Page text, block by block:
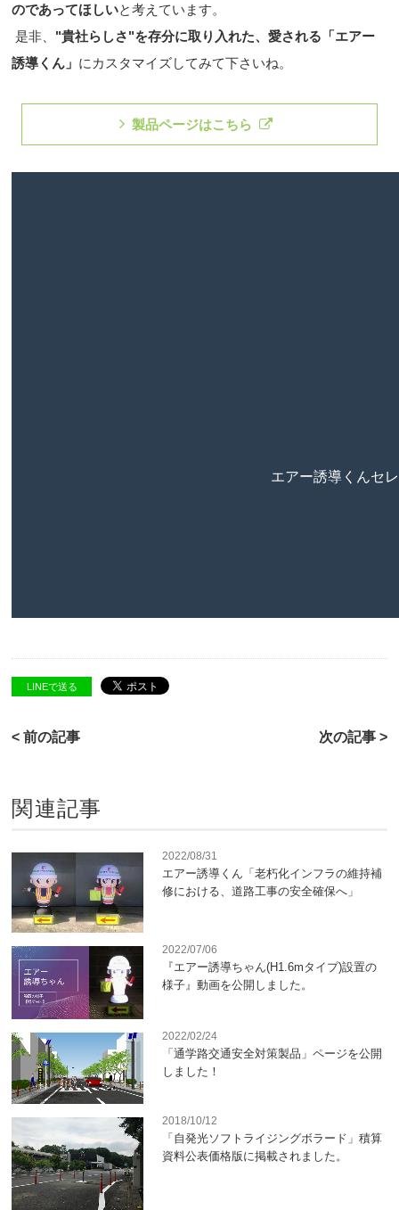
のであってほしいと考えています。
是非、 "貴社らしさ"を存分に取り入れた、愛される「エアー
誘導くん」 にカスタマイズしてみて下さいね。
製品ページはこちら
LINEで送る
< 前の記事 次の記事 >
関連記事
2022/08/31
エアー誘導くん「老朽化インフラの維持補
修における、道路工事の安全確保へ」
2022/07/06
『エアー誘導ちゃん(H1.6mタイプ)設置の
様子』動画を公開しました。
2022/02/24
「通学路交通安全対策製品」ページを公開
しました！
2018/10/12
「自発光ソフトライジングボラード」積算
資料公表価格版に掲載されました。